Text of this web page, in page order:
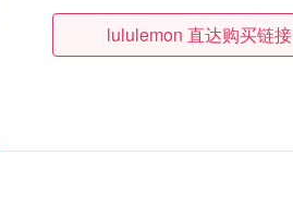
lululemon 直达购买链接